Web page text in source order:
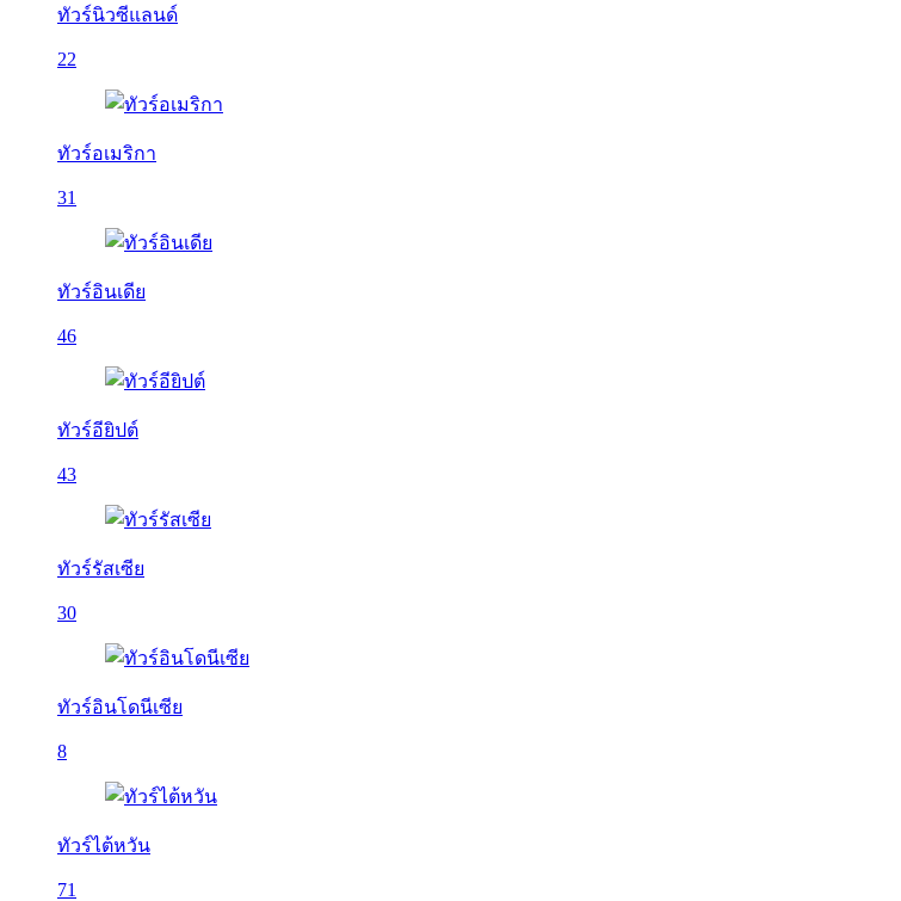
ทัวร์นิวซีแลนด์
22
ทัวร์อเมริกา
31
ทัวร์อินเดีย
46
ทัวร์อียิปต์
43
ทัวร์รัสเซีย
30
ทัวร์อินโดนีเซีย
8
ทัวร์ไต้หวัน
71